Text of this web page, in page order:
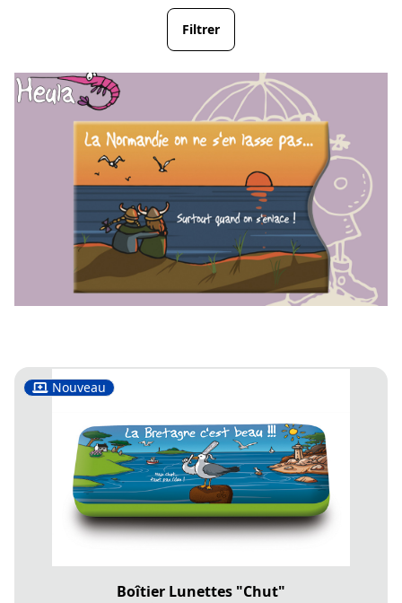
Filtrer
Nouveau
Boîtier Lunettes "Chut"